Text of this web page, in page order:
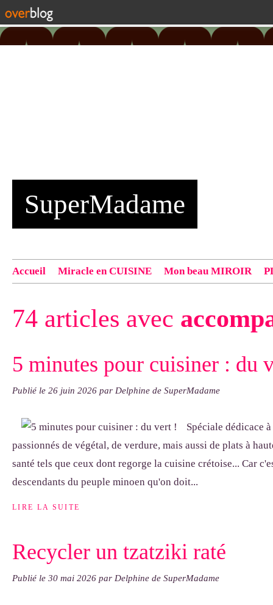
SuperMadame
Accueil Miracle en CUISINE Mon beau MIROIR
exemple : "Bonnet cloche From Annie", "Veste Rue
74 articles avec
5 minutes pour cuisiner : du
Publié le 26 juin 2026 par Delphine de SuperMadame
Spéciale dédicace
passionnés de végétal, de verdure, mais aussi de plats à
santé tels que ceux dont regorge la cuisine crétoise... Car
descendants du peuple minoen qu'on doit...
LIRE LA SUITE
Recycler un tzatziki raté
Publié le 30 mai 2026 par Delphine de SuperMadame